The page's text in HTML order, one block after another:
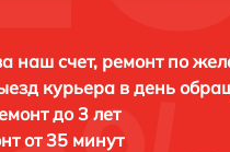
наш счет, ремонт по
курьера в день
до 3 лет
от 35 минут